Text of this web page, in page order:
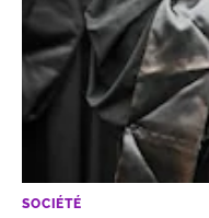
SOCIÉTÉ